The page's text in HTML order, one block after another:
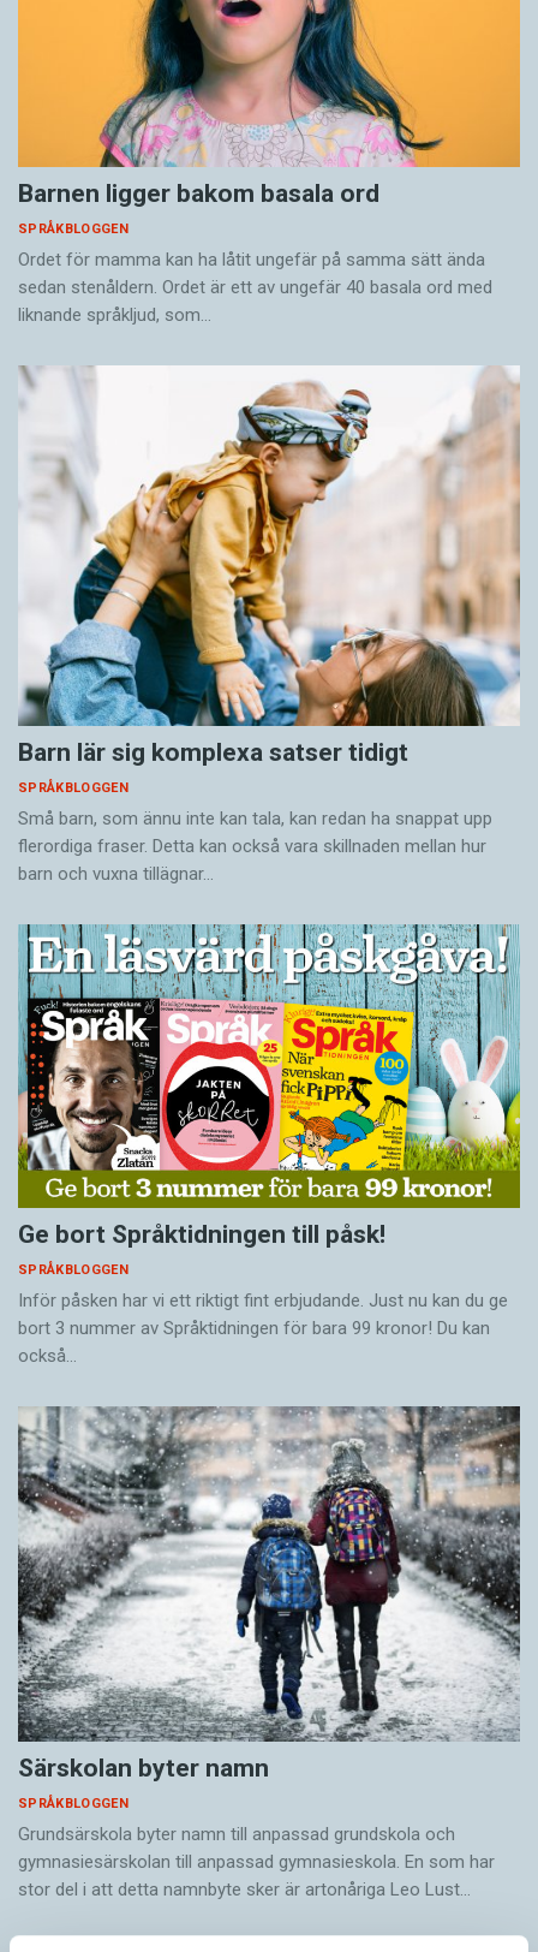
Barnen ligger bakom basala ord
SPRÅKBLOGGEN
Ordet för mamma kan ha låtit ungefär på samma sätt ända
sedan stenåldern. Ordet är ett av ungefär 40 basala ord med
liknande språkljud, som…
Barn lär sig komplexa satser tidigt
SPRÅKBLOGGEN
Små barn, som ännu inte kan tala, kan redan ha snappat upp
flerordiga fraser. Detta kan också vara skillnaden mellan hur
barn och vuxna tillägnar…
Ge bort Språktidningen till påsk!
SPRÅKBLOGGEN
Inför påsken har vi ett riktigt fint erbjudande. Just nu kan du ge
bort 3 nummer av Språktidningen för bara 99 kronor! Du kan
också…
Särskolan byter namn
SPRÅKBLOGGEN
Grundsärskola byter namn till anpassad grundskola och
gymnasiesärskolan till anpassad gymnasieskola. En som har
stor del i att detta namnbyte sker är artonåriga Leo Lust…